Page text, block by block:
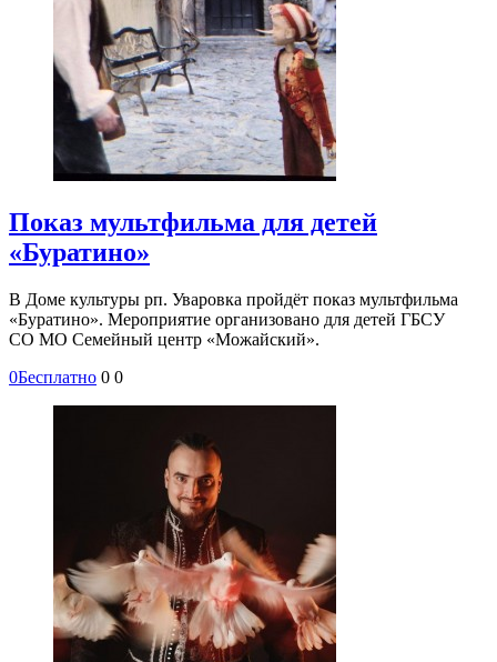
Показ мультфильма для детей
«Буратино»
В Доме культуры рп. Уваровка пройдёт показ мультфильма
«Буратино». Мероприятие организовано для детей ГБСУ
СО МО Семейный центр «Можайский».
0Бесплатно 0 0